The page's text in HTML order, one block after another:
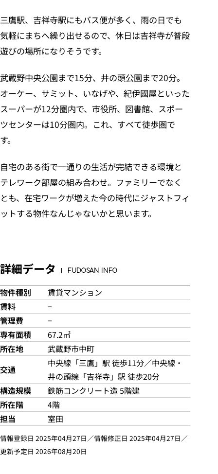
三鷹駅、吉祥寺駅にもバス便が多く、雨の日でも
気軽にまちへ繰り出せるので、休日は吉祥寺が普段
遊びの場所になりそうです。
武蔵野中央公園まで15分、井の頭公園まで20分。
オーケー、サミット、いなげや、紀伊國屋といった
スーパーが12分圏内で、市役所、図書館、スポー
ツセンターは10分圏内。これ、すべて徒歩圏で
す。
自宅のある街で一通りの生活が完結できる環境と
テレワーク部屋の組み合わせ。ファミリーでなく
とも、在宅ワークが増えた今の時代にジャストフィ
ットする物件なんじゃないかと思います。
詳細データ FUDOSAN INFO
物件種別
賃貸マンション
賃料
−
管理費
−
専有面積
67.2㎡
所在地
武蔵野市中町
交通
中央線「三鷹」駅 徒歩11分／中央線・
井の頭線「吉祥寺」駅 徒歩20分
構造規模
鉄筋コンクリート造 5階建
所在階
4階
担当
室田
情報登録日 2025年04月27日／情報修正日 2025年04月27日／
更新予定日 2026年08月20日